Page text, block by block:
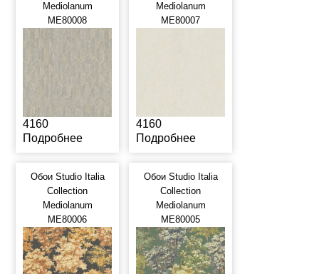
Mediolanum
ME80008
4160
Подробнее
Mediolanum
ME80007
4160
Подробнее
Обои Studio Italia
Collection
Mediolanum
ME80006
Обои Studio Italia
Collection
Mediolanum
ME80005